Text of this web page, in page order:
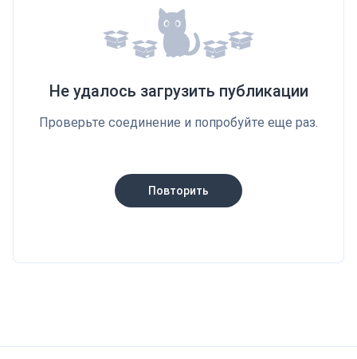
Не удалось загрузить публикации
Проверьте соединение и попробуйте еще раз.
Повторить